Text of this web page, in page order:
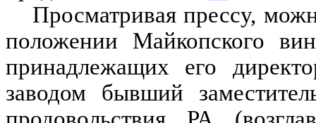
Просматривая прессу,
положении Майкопского
принадлежащих его
заводом бывший